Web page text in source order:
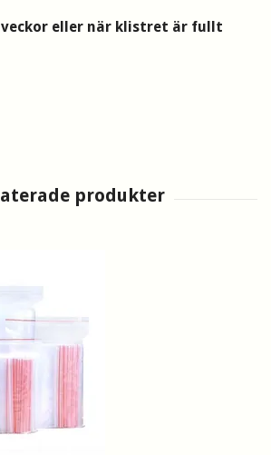
eller när klistret är fullt